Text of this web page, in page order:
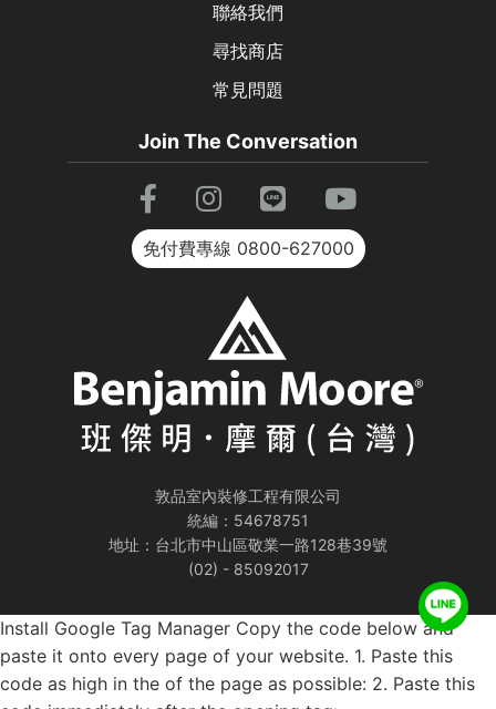
敦品室內裝修工程有限公司
統編：54678751
地址：台北市中山區敬業一路128巷39號
(02) - 85092017
聯絡我們
尋找商店
常見問題
Join The Conversation
免付費專線 0800-627000
Install Google Tag Manager Copy the code below and
paste it onto every page of your website. 1. Paste this
code as high in the of the page as possible: 2. Paste this